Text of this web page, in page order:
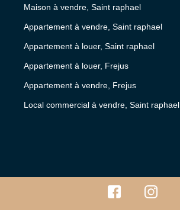
Maison à vendre, Saint raphael
Appartement à vendre, Saint raphael
Appartement à louer, Saint raphael
Appartement à louer, Frejus
Appartement à vendre, Frejus
Local commercial à vendre, Saint raphael